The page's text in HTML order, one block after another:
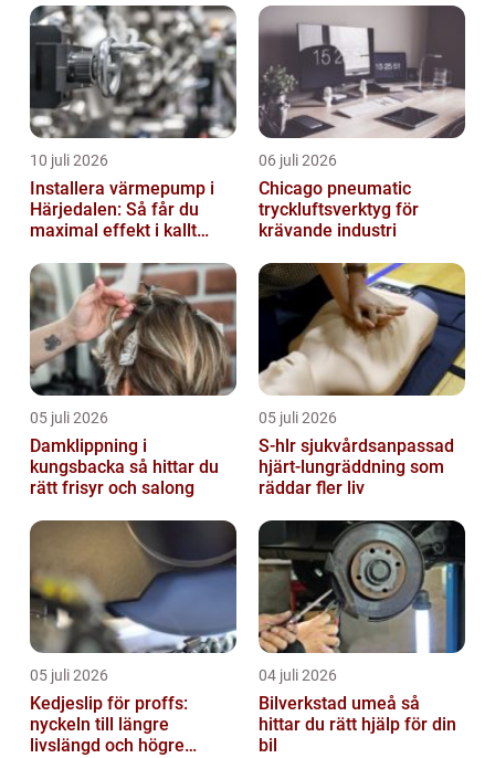
10 juli 2026
Installera värmepump i
Härjedalen: Så får du
maximal effekt i kallt
06 juli 2026
Chicago pneumatic
tryckluftsverktyg för
krävande industri
05 juli 2026
Damklippning i
kungsbacka så hittar du
rätt frisyr och salong
05 juli 2026
S-hlr sjukvårdsanpassad
hjärt-lungräddning som
räddar fler liv
05 juli 2026
Kedjeslip för proffs:
nyckeln till längre
livslängd och högre
04 juli 2026
Bilverkstad umeå så
hittar du rätt hjälp för din
bil